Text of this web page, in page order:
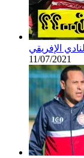
الإفريقي
11/07/2021